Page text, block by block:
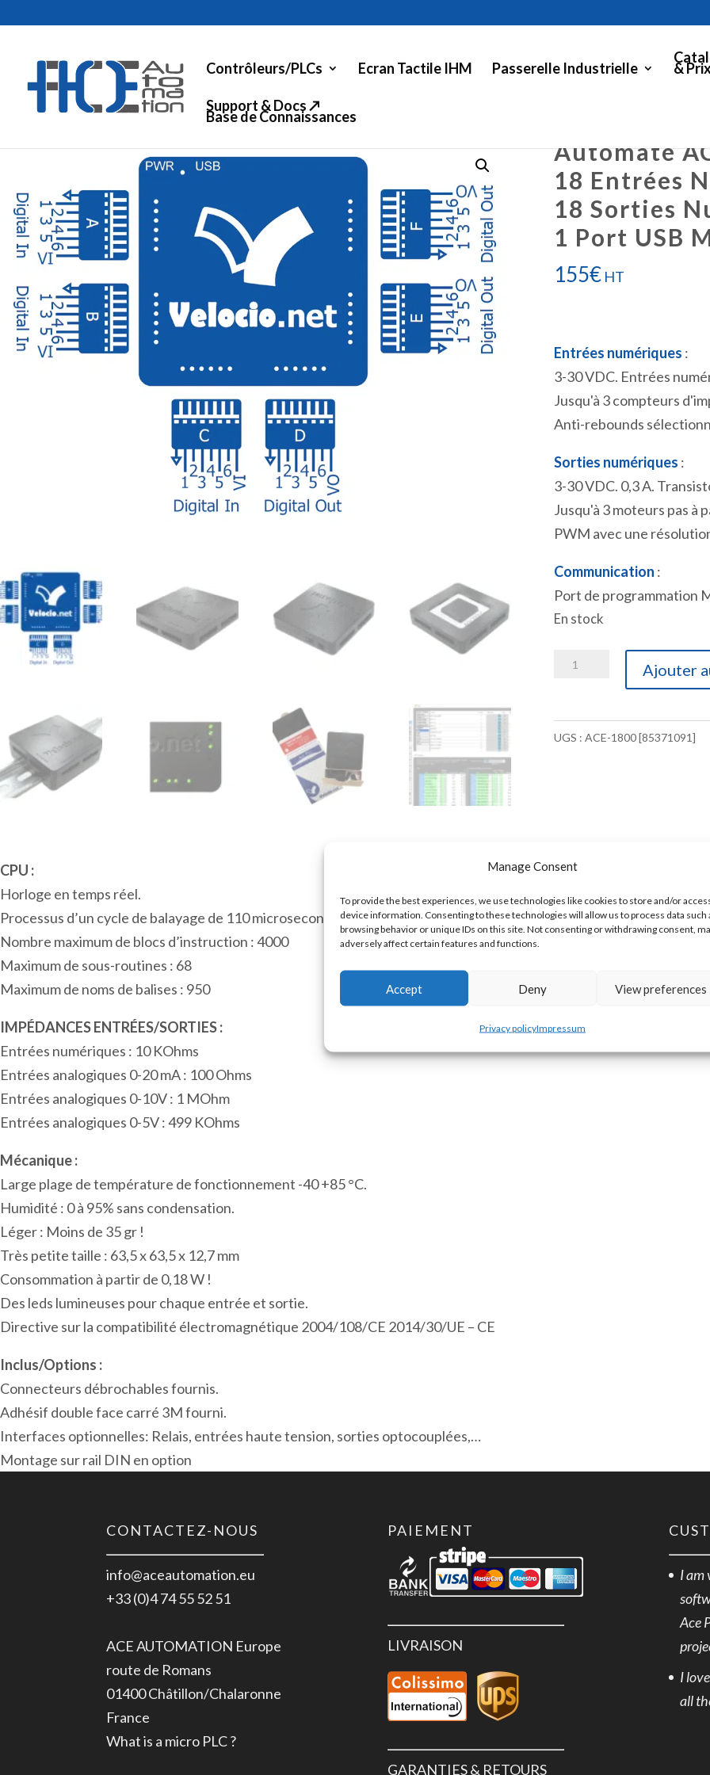
Manage Consent
To provide the best experiences, we use technologies like cookies to store and/or
device information. Consenting to these technologies will allow us to process data such
browsing behavior or unique IDs on this site. Not consenting or withdrawing consent,
adversely affect certain features and functions.
Accept Deny View preferences
Privacy policyImpressum
Contrôleurs/PLCs Ecran Tactile IHM Passerelle Industrielle &
Support & Docs ↗
Base de Connaissances
Automate
18 Entrées
18 Sorties
1 Port USB
155€ HT
Entrées numériques :
3-30 VDC. Entrées
Jusqu'à 3 compteurs
Anti-rebounds
Sorties numériques :
3-30 VDC. 0,3 A.
Jusqu'à 3 moteurs pas à
PWM avec une
Communication :
Port de programmation
En stock
quantité
ACE
Sorties
Numériques
1
Ajouter
UGS : ACE-1800 [85371091]
CPU :
Horloge en temps réel.
Processus d’un cycle de balayage de 110 microsecondes.
Nombre maximum de blocs d’instruction : 4000
Maximum de sous-routines : 68
Maximum de noms de balises : 950
IMPÉDANCES ENTRÉES/SORTIES :
Entrées numériques : 10 KOhms
Entrées analogiques 0-20 mA : 100 Ohms
Entrées analogiques 0-10V : 1 MOhm
Entrées analogiques 0-5V : 499 KOhms
Mécanique :
Large plage de température de fonctionnement -40 +85 °C.
Humidité : 0 à 95% sans condensation.
Léger : Moins de 35 gr !
Très petite taille : 63,5 x 63,5 x 12,7 mm
Consommation à partir de 0,18 W !
Des leds lumineuses pour chaque entrée et sortie.
Directive sur la compatibilité électromagnétique 2004/108/CE 2014/30/UE – CE
Inclus/Options :
Connecteurs débrochables fournis.
Adhésif double face carré 3M fourni.
Interfaces optionnelles: Relais, entrées haute tension, sorties optocouplées,…
Montage sur rail DIN en option
CONTACTEZ-NOUS
info@aceautomation.eu
+33 (0)4 74 55 52 51
ACE AUTOMATION Europe
route de Romans
01400 Châtillon/Chalaronne
France
What is a micro PLC ?
PAIEMENT
LIVRAISON
GARANTIES & RETOURS
I am
Ace
I
all